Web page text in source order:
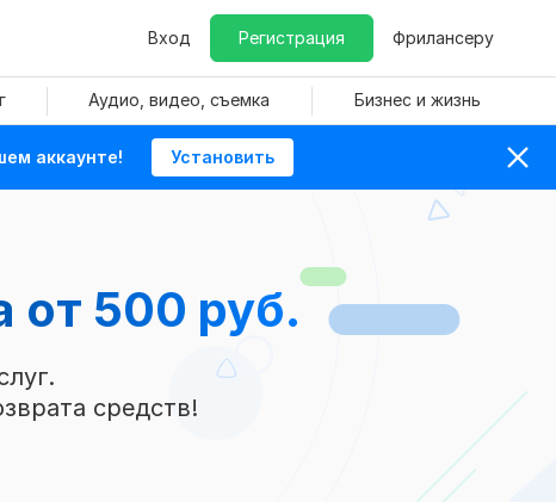
Вход Регистрация Фрилансеру
Аудио, видео, съемка Бизнес и жизнь
аккаунте! Установить
от 500 руб.
средств!